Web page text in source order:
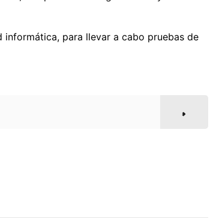
informática, para llevar a cabo pruebas de